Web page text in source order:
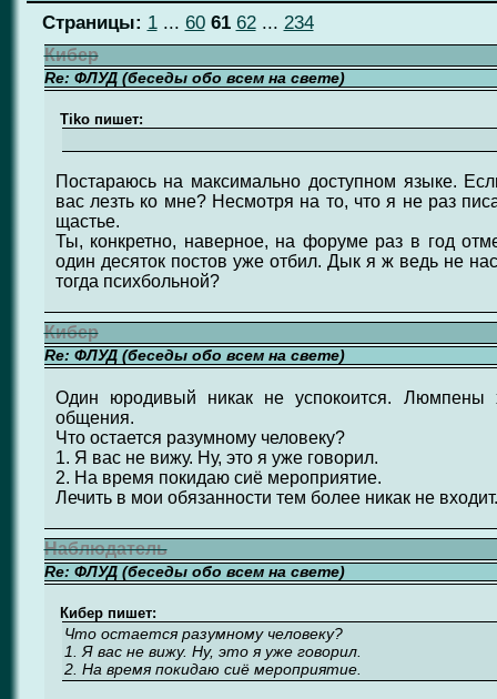
Страницы: 1... 60 61 62... 234
Кибер
Re: ФЛУД (беседы обо всем на свете)
Tiko пишет:
Постараюсь на максимально доступном языке.
вас лезть ко мне? Несмотря на то, что я не раз
щастье.
Ты, конкретно, наверное, на форуме раз в год
один десяток постов уже отбил. Дык я ж ведь не
тогда психбольной?
Кибер
Re: ФЛУД (беседы обо всем на свете)
Один юродивый никак не успокоится. Люмпены
общения.
Что остается разумному человеку?
1. Я вас не вижу. Ну, это я уже говорил.
2. На время покидаю сиё мероприятие.
Лечить в мои обязанности тем более никак не
Наблюдатель
Re: ФЛУД (беседы обо всем на свете)
Кибер пишет:
Что остается разумному человеку?
1. Я вас не вижу. Ну, это я уже говорил.
2. На время покидаю сиё мероприятие.